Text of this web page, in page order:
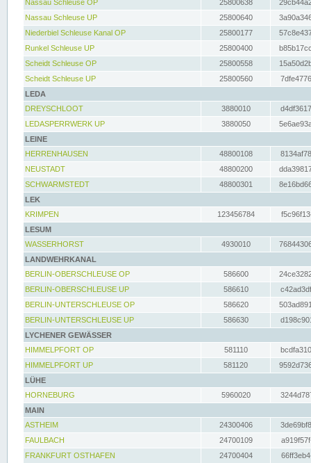
Nassau Schleuse OP
25800638
Nassau Schleuse UP
25800640
Niederbiel Schleuse Kanal OP
25800177
Runkel Schleuse UP
25800400
Scheidt Schleuse OP
25800558
Scheidt Schleuse UP
25800560
LEDA
DREYSCHLOOT
3880010
LEDASPERRWERK UP
3880050
LEINE
HERRENHAUSEN
48800108
NEUSTADT
48800200
SCHWARMSTEDT
48800301
LEK
KRIMPEN
123456784
LESUM
WASSERHORST
4930010
LANDWEHRKANAL
BERLIN-OBERSCHLEUSE OP
586600
BERLIN-OBERSCHLEUSE UP
586610
BERLIN-UNTERSCHLEUSE OP
586620
BERLIN-UNTERSCHLEUSE UP
586630
LYCHENER GEWÄSSER
HIMMELPFORT OP
581110
HIMMELPFORT UP
581120
LÜHE
HORNEBURG
5960020
MAIN
ASTHEIM
24300406
FAULBACH
24700109
FRANKFURT OSTHAFEN
24700404